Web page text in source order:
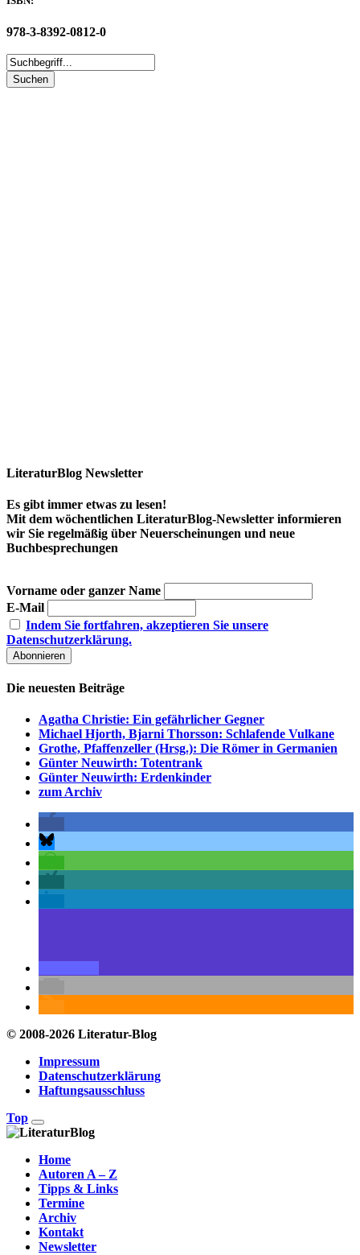
978-3-8392-0812-0
LiteraturBlog Newsletter
Es gibt immer etwas zu lesen!
Mit dem wöchentlichen LiteraturBlog-Newsletter informieren
wir Sie regelmäßig über Neuerscheinungen und neue
Buchbesprechungen
Vorname oder ganzer Name
E-Mail
Indem Sie fortfahren, akzeptieren Sie unsere
Datenschutzerklärung.
Die neuesten Beiträge
Agatha Christie: Ein gefährlicher Gegner
Michael Hjorth, Bjarni Thorsson: Schlafende Vulkane
Grothe, Pfaffenzeller (Hrsg.): Die Römer in Germanien
Günter Neuwirth: Totentrank
Günter Neuwirth: Erdenkinder
zum Archiv
© 2008-2026 Literatur-Blog
Impressum
Datenschutzerklärung
Haftungsausschluss
Top
Home
Autoren A – Z
Tipps & Links
Termine
Archiv
Kontakt
Newsletter